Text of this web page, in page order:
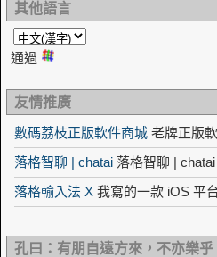
其他語言
通過
友情推廣
數碼荔枝正版軟件商城 老牌正版
落格智聊 | chatai 落格智聊 | chatai
落格輸入法 X 我寫的一款 iOS 平
孔曰：有朋自遠方來，不亦樂乎